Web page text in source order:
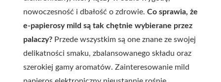
nowoczesność i dbałość o zdrowie. Co sprawia, że
e-papierosy mild są tak chętnie wybierane przez
palaczy? Przede wszystkim są one znane ze swojej
delikatności smaku, zbalansowanego składu oraz
szerokiej gamy aromatów. Zainteresowanie mild